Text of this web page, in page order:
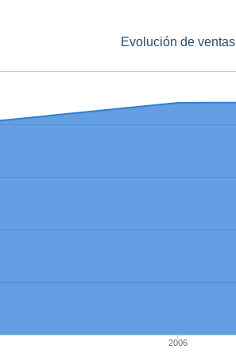
Evolución de ventas
2006